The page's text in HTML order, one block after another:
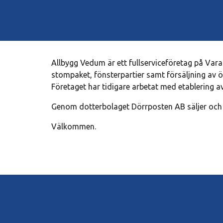
Allbygg Vedum är ett fullserviceföretag på
stompaket, fönsterpartier samt försäljning av
Företaget har tidigare arbetat med etablering
Genom dotterbolaget Dörrposten AB säljer
Välkommen.